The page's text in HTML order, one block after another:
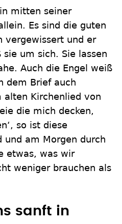
mitten seiner
Es sind die guten
vergewissert und er
um sich. Sie lassen
Auch die Engel weiß
dem Brief auch
alten Kirchenlied von
die mich decken,
so ist diese
und am Morgen durch
etwas, was wir
weniger brauchen als
sanft in